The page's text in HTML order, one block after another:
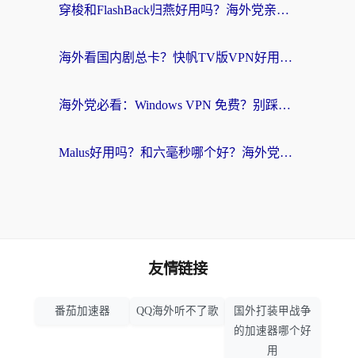
穿梭和FlashBack归燕好用吗？海外党亲测3款热门回国加速器，教你选对不踩坑
海外看国内剧总卡？快帆TV版VPN好用吗？和快滚VPN对比哪个回国效果更好？
海外党必看：Windows VPN 免费？别踩坑！教你选对好用的国内加速器无缝回国
Malus好用吗？和六毫秒哪个好？海外党选回国加速器的避坑指南
友情链接
番茄加速器 QQ海外听不了歌
国外打装甲战争
的加速器哪个好
用